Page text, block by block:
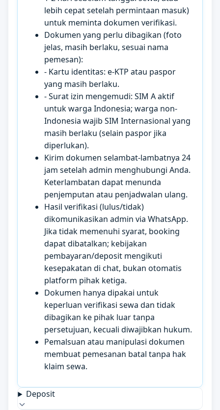
lebih cepat setelah permintaan masuk)
untuk meminta dokumen verifikasi.
Dokumen yang perlu dibagikan (foto
jelas, masih berlaku, sesuai nama
pemesan):
- Kartu identitas: e-KTP atau paspor
yang masih berlaku.
- Surat izin mengemudi: SIM A aktif
untuk warga Indonesia; warga non-
Indonesia wajib SIM Internasional yang
masih berlaku (selain paspor jika
diperlukan).
Kirim dokumen selambat-lambatnya 24
jam setelah admin menghubungi Anda.
Keterlambatan dapat menunda
penjemputan atau penjadwalan ulang.
Hasil verifikasi (lulus/tidak)
dikomunikasikan admin via WhatsApp.
Jika tidak memenuhi syarat, booking
dapat dibatalkan; kebijakan
pembayaran/deposit mengikuti
kesepakatan di chat, bukan otomatis
platform pihak ketiga.
Dokumen hanya dipakai untuk
keperluan verifikasi sewa dan tidak
dibagikan ke pihak luar tanpa
persetujuan, kecuali diwajibkan hukum.
Pemalsuan atau manipulasi dokumen
membuat pemesanan batal tanpa hak
klaim sewa.
Deposit